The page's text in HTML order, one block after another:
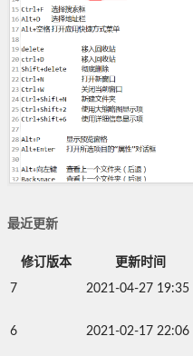
最近更新
修订版本 更新时间
7 2021-04-27 19:35
6 2021-02-17 22:06